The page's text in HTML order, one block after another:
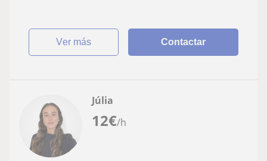
ver más Contactar
12€/h
Júlia